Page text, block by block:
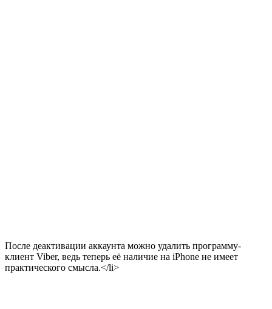
После деактивации аккаунта можно удалить программу-
клиент Viber, ведь теперь её наличие на iPhone не имеет
практического смысла.</li>